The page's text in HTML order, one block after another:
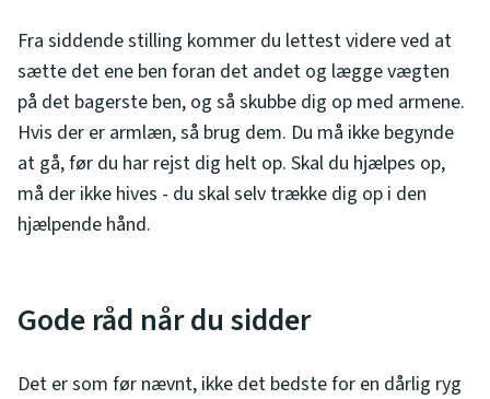
Fra siddende stilling kommer du lettest videre ved at
sætte det ene ben foran det andet og lægge vægten
på det bagerste ben, og så skubbe dig op med armene.
Hvis der er armlæn, så brug dem. Du må ikke begynde
at gå, før du har rejst dig helt op. Skal du hjælpes op,
må der ikke hives - du skal selv trække dig op i den
hjælpende hånd.
Gode råd når du sidder
Det er som før nævnt, ikke det bedste for en dårlig ryg